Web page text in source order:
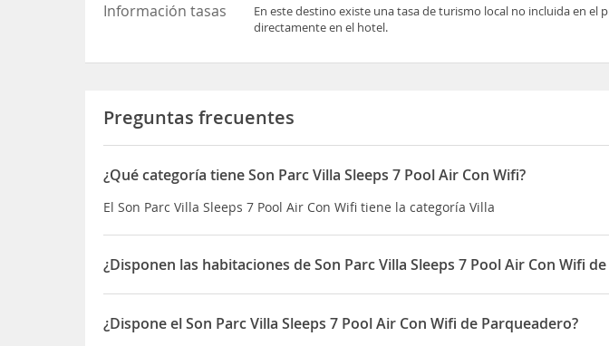
Información tasas
En este destino existe una tasa de turismo local no incluida en el
directamente en el hotel.
Preguntas frecuentes
¿Qué categoría tiene Son Parc Villa Sleeps 7 Pool Air Con Wifi?
El Son Parc Villa Sleeps 7 Pool Air Con Wifi tiene la categoría Villa
¿Disponen las habitaciones de Son Parc Villa Sleeps 7 Pool Air Con Wifi de
Sí, las habitaciones del Son Parc Villa Sleeps 7 Pool Air Con Wifi disponen de Cocina
¿Dispone el Son Parc Villa Sleeps 7 Pool Air Con Wifi de Parqueadero?